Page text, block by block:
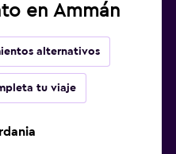
en Ammán
alternativos
tu viaje